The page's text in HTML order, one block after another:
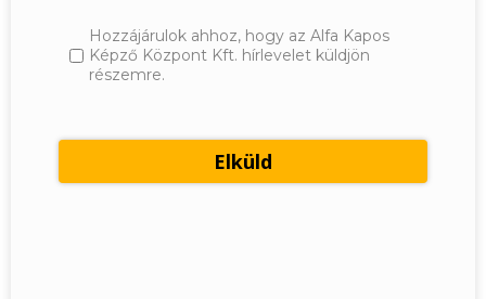
Hozzájárulok ahhoz, hogy az Alfa Kapos
Képző Központ Kft. hírlevelet küldjön
részemre.